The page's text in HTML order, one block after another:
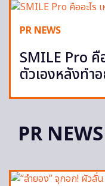
PR NEWS
SMILE Pro คื
ตัวเองหลังทำ
PR NEWS